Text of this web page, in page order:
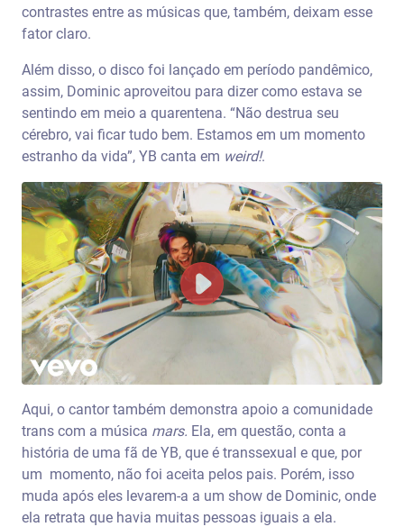
contrastes entre as músicas que, também, deixam esse
fator claro.
Além disso, o disco foi lançado em período pandêmico,
assim, Dominic aproveitou para dizer como estava se
sentindo em meio a quarentena. “Não destrua seu
cérebro, vai ficar tudo bem. Estamos em um momento
estranho da vida”, YB canta em weird!.
Aqui, o cantor também demonstra apoio a comunidade
trans com a música mars. Ela, em questão, conta a
história de uma fã de YB, que é transsexual e que, por
um momento, não foi aceita pelos pais. Porém, isso
muda após eles levarem-a a um show de Dominic, onde
ela retrata que havia muitas pessoas iguais a ela.